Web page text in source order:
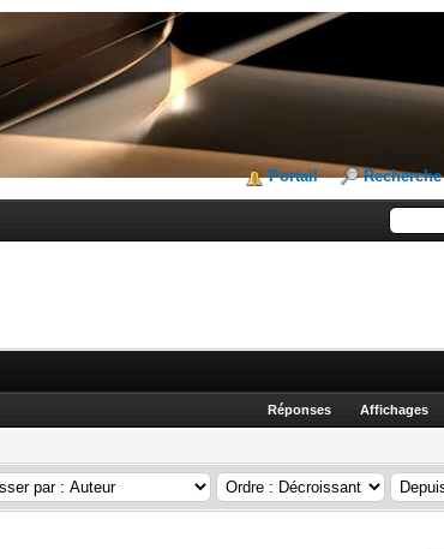
Portail Recherche
Réponses Affichages